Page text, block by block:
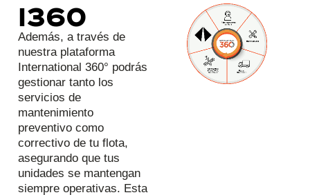
I360
Además, a través de
nuestra plataforma
International 360° podrás
gestionar tanto los
servicios de
mantenimiento
preventivo como
correctivo de tu flota,
asegurando que tus
unidades se mantengan
siempre operativas. Esta